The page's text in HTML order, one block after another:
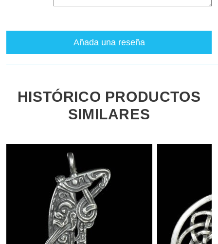
Añada una reseña
HISTÓRICO PRODUCTOS
SIMILARES